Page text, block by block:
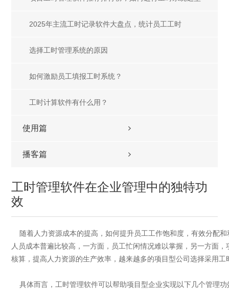
2025年主流工时记录软件大盘点，统计员工工时
选择工时管理系统的原因
如何激励员工填报工时系统？
工时计算软件有什么用？
使用篇
播客篇
工时管理软件在企业管理中的独特功
效
随着人力资源成本的提高，如何提升员工工作饱和度，有效分配
人员成本普遍比较高，一方面，员工忙闲情况难以掌握，另一方面
核算，提高人力资源的生产效率，越来越多的项目型公司选择采用工
具体而言，工时管理软件可以帮助项目型企业实现以下几个管理功